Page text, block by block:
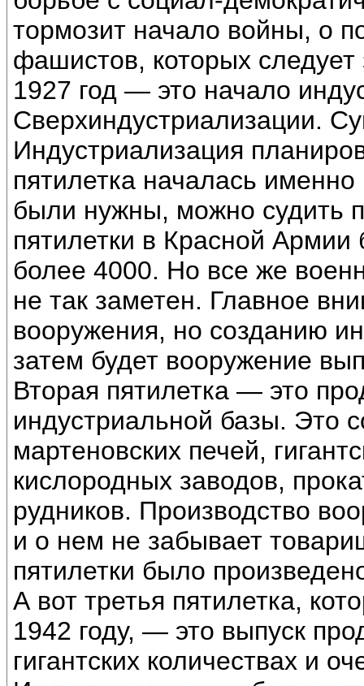
тормозит начало войны, о
фашистов, которых следует
1927 год — это начало
Сверхиндустриализации.
Индустриализация
пятилетка началась
были нужны, можно судить
пятилетки в Красной
более 4000. Но все же
не так заметен. Главное
вооружения, но созданию
затем будет вооружение
Вторая пятилетка — это
индустриальной базы. Это
мартеновских печей,
кислородных заводов,
рудников. Производство
и о нем не забывает
пятилетки было
А вот третья пятилетка,
1942 году, — это выпуск
гигантских количествах и